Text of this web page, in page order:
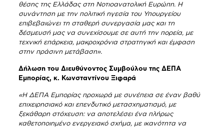
θέσης της Ελλάδας στη Νοτιοανατολική Ευρώπη. Η
συνάντηση με την πολιτική ηγεσία του Υπουργείου
επιβεβαιώνει τη σταθερή συνεργασία μας και τη
δέσμευσή μας να συνεχίσουμε σε αυτή την πορεία, με
τεχνική επάρκεια, μακροχρόνια στρατηγική και έμφαση
στην πράσινη μετάβαση».
Δήλωση του Διευθύνοντος Συμβούλου της ΔΕΠΑ
Εμπορίας, κ. Κωνσταντίνου Ξιφαρά
«Η ΔΕΠΑ Εμπορίας προχωρά με συνέπεια σε έναν βαθύ
επιχειρησιακό και επενδυτικό μετασχηματισμό, με
ξεκάθαρη στόχευση: να αποτελέσει ένα πλήρως
καθετοποιημένο ενεργειακό σχήμα, με ικανότητα να